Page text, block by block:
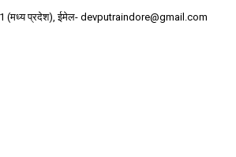
(मध्‍य प्रदेश), ईमेल- devputraindore@gmail.com